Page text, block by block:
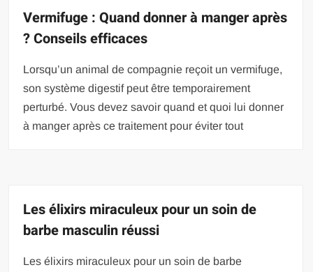
Vermifuge : Quand donner à manger après
? Conseils efficaces
Lorsqu’un animal de compagnie reçoit un vermifuge,
son système digestif peut être temporairement
perturbé. Vous devez savoir quand et quoi lui donner
à manger après ce traitement pour éviter tout
Les élixirs miraculeux pour un soin de
barbe masculin réussi
Les élixirs miraculeux pour un soin de barbe